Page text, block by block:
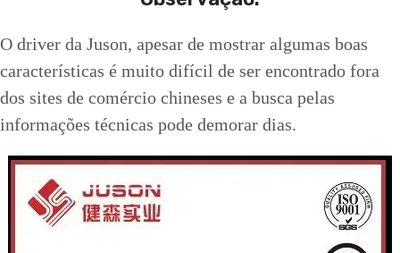
O driver da Juson, apesar de mostrar algumas boas
características é muito difícil de ser encontrado fora
dos sites de comércio chineses e a busca pelas
informações técnicas pode demorar dias.